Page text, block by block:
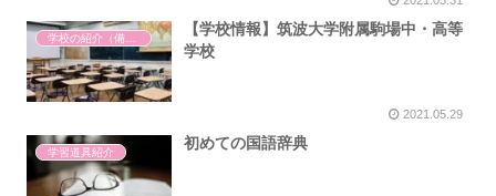
【学校情報】筑波大学附属駒場中・高等
学校
2021.05.29
学習道具紹介
初めての国語辞典